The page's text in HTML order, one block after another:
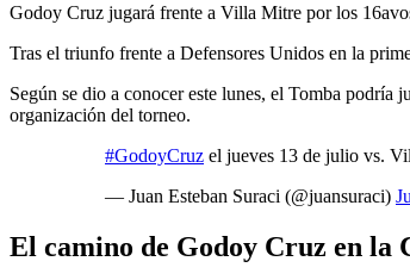
Godoy Cruz jugará frente a Villa Mitre por los
Tras el triunfo frente a Defensores Unidos en la
Según se dio a conocer este lunes, el Tomba
organización del torneo.
#GodoyCruz el jueves 13 de julio vs.
— Juan Esteban Suraci (@juansuraci)
El camino de Godoy Cruz en la